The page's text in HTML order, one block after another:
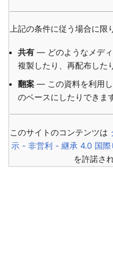
上記の条件に従う場合に限
共有 — どのようなメデ
複製したり、再配布した
翻案 — この資料を利用
のベースにしたりできま
このサイトのコンテンツは
示 - 非営利 - 継承 4.0 国際
を許諾さ